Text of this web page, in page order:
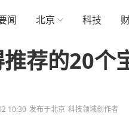
闻 北京 科技
荐的20个
10:30 发布于北京 科技领域创作者